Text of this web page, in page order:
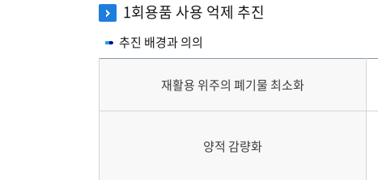
1회용품 사용 억제 추진
추진 배경과 의의
재활용 위주의 폐기물 최소화
양적 감량화